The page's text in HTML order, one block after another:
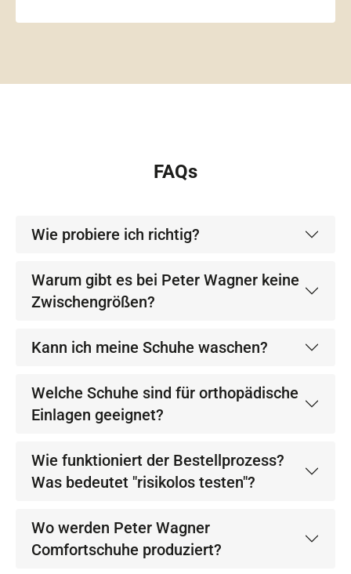
FAQs
Wie probiere ich richtig?
Warum gibt es bei Peter Wagner keine
Zwischengrößen?
Kann ich meine Schuhe waschen?
Welche Schuhe sind für orthopädische
Einlagen geeignet?
Wie funktioniert der Bestellprozess?
Was bedeutet "risikolos testen"?
Wo werden Peter Wagner
Comfortschuhe produziert?